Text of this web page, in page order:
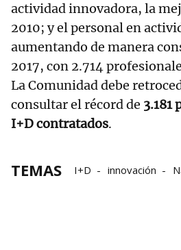
actividad innovadora, la
2010; y el personal en
aumentando de manera
2017, con 2.714
La Comunidad debe
consultar el récord de 3.181
I+D contratados.
TEMAS I+D innovación